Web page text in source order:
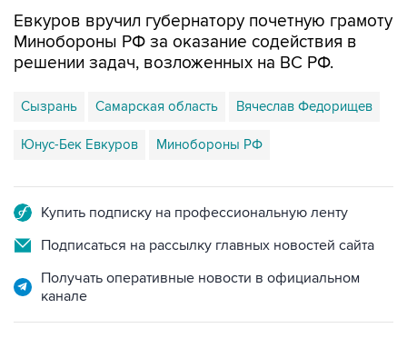
Евкуров вручил губернатору почетную грамоту
Минобороны РФ за оказание содействия в
решении задач, возложенных на ВС РФ.
Сызрань Самарская область Вячеслав Федорищев
Юнус-Бек Евкуров Минобороны РФ
Купить подписку на профессиональную ленту
Подписаться на рассылку главных новостей сайта
Получать оперативные новости в официальном
канале